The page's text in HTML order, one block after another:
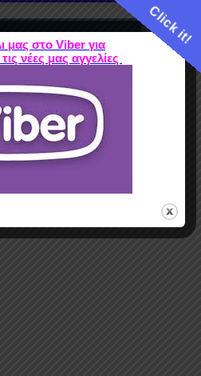
Click it!
μας στο Viber για
νέες μας αγγελίες